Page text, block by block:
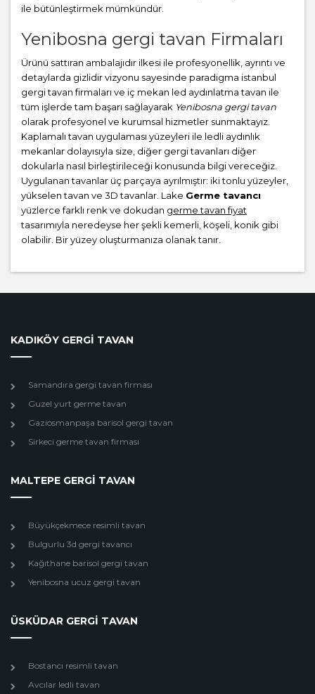
ile bütünleştirmek mümkündür.
Yenibosna gergi tavan Firmaları
Ürünü sattıran ambalajıdır ilkesi ile profesyonellik, ayrıntı ve
detaylarda gizlidir vizyonu sayesinde paradigma istanbul
gergi tavan firmaları ve iç mekan led aydınlatma tavan ile
tüm işlerde tam başarı sağlayarak Yenibosna gergi tavan
olarak profesyonel ve kurumsal hizmetler sunmaktayız.
Kaplamalı tavan uygulaması yüzeyleri ile ledli aydınlık
mekanlar dolayısıyla size, diğer gergi tavanları diğer
dokularla nasıl birleştirileceği konusunda bilgi vereceğiz.
Uygulanan tavanlar üç parçaya ayrılmıştır: iki tonlu yüzeyler,
yükselen tavan ve 3D tavanlar. Lake Germe tavancı
yüzlerce farklı renk ve dokudan germe tavan fiyat
tasarımıyla neredeyse her şekli kemerli, köşeli, konik gibi
olabilir. Bir yüzey oluşturmanıza olanak tanır.
KADIKÖY GERGİ TAVAN
Samandıra gergi tavan firması
Guzel yurt germe tavan
Gaziosmanpaşa barisol gergi tavan
Sirkeci germe tavan firması
MALTEPE GERGİ TAVAN
Büyükçekmece resimli tavan
Bulgurlu 3d gergi tavancı
Kağıthane barisol gergi tavan
Yenibosna ucuz gergi tavan
ÜSKÜDAR GERGİ TAVAN
Bostancı resimli tavan
Avcılar ledli tavan